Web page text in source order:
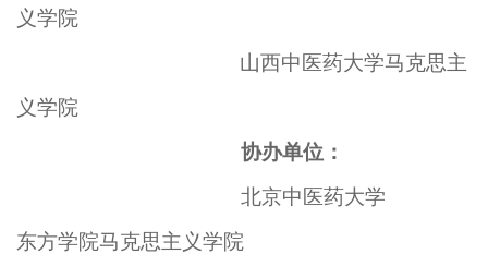
义学院
山西中医药大学马克思主
义学院
协办单位：
北京中医药大学
东方学院马克思主义学院